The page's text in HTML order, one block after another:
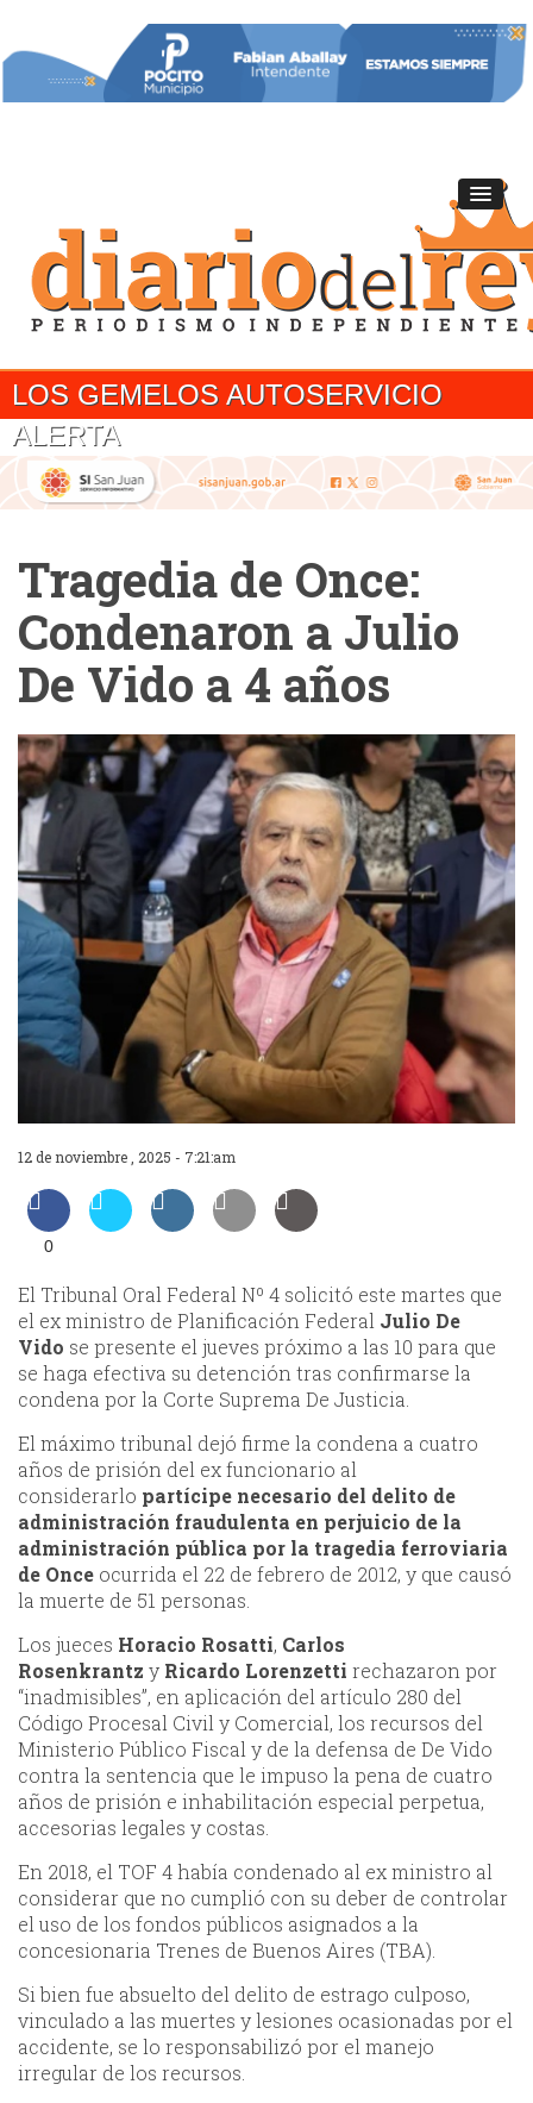
LOS GEMELOS AUTOSERVICIO
ALERTA
Tragedia de Once:
Condenaron a Julio
De Vido a 4 años
12 de noviembre , 2025 - 7:21:am
0
El Tribunal Oral Federal Nº 4 solicitó este martes que
el ex ministro de Planificación Federal Julio De
Vido se presente el jueves próximo a las 10 para que
se haga efectiva su detención tras confirmarse la
condena por la Corte Suprema De Justicia.
El máximo tribunal dejó firme la condena a cuatro
años de prisión del ex funcionario al
considerarlo partícipe necesario del delito de
administración fraudulenta en perjuicio de la
administración pública por la tragedia ferroviaria
de Once ocurrida el 22 de febrero de 2012, y que causó
la muerte de 51 personas.
Los jueces Horacio Rosatti, Carlos
Rosenkrantz y Ricardo Lorenzetti rechazaron por
“inadmisibles”, en aplicación del artículo 280 del
Código Procesal Civil y Comercial, los recursos del
Ministerio Público Fiscal y de la defensa de De Vido
contra la sentencia que le impuso la pena de cuatro
años de prisión e inhabilitación especial perpetua,
accesorias legales y costas.
En 2018, el TOF 4 había condenado al ex ministro al
considerar que no cumplió con su deber de controlar
el uso de los fondos públicos asignados a la
concesionaria Trenes de Buenos Aires (TBA).
Si bien fue absuelto del delito de estrago culposo,
vinculado a las muertes y lesiones ocasionadas por el
accidente, se lo responsabilizó por el manejo
irregular de los recursos.